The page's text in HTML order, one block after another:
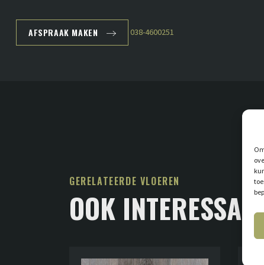
AFSPRAAK MAKEN 038-4600251
GERELATEERDE VLOEREN
OOK